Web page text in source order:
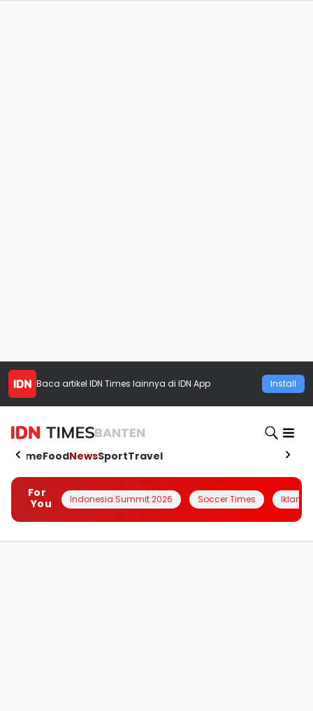
Baca artikel IDN Times lainnya di IDN App Install
BANTEN
HomeFoodNewsSportTravel
For
You
Indonesia Summit 2026 Soccer Times Iklanin